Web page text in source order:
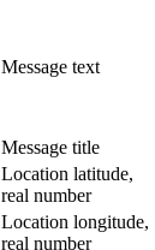
Message text
Message title
Location latitude,
real number
Location longitude,
real number